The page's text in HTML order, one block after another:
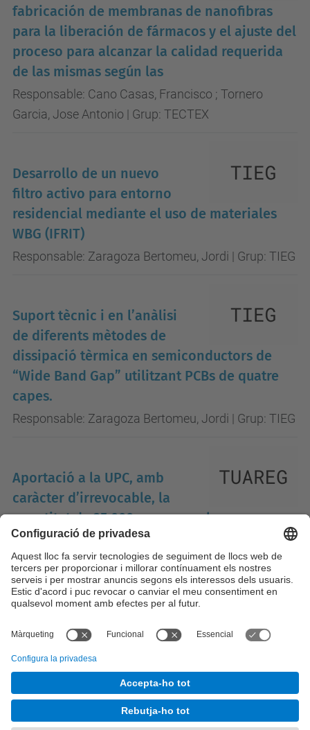
fabricación de membranas de nanofibras
para la liberación de fármacos y el ajuste del
proceso para alcanzar la calidad requerida
de las mismas según las
Responsable: Cano Casas, Francisco ; Tornero
Garcia, Jose Antonio | Grup: TECTEX
Desarrollo de un nuevo
filtro activo para entorno
residencial mediante el uso de materiales
WBG (IFRIT)
Responsable: Zaragoza Bertomeu, Jordi | Grup: TIEG
Suport tècnic i en l’anàlisi
de diferents mètodes de
dissipació tèrmica en semiconductors de
“Wide Band Gap” utilitzant PCBs de quatre
capes.
Responsable: Zaragoza Bertomeu, Jordi | Grup: TIEG
Aportació a la UPC, amb
caràcter d’irrevocable, la
quantitat de 25.000 euros anuals
prorrogables a 3 anys per a destinar-los
íntegrament a un contracte predoctoral de
recerca i a una borsa per a despe
Responsable: Soria Guerrero, Manel | Grup: TUAREG